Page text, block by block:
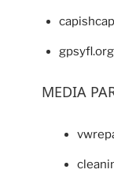
gpsyfl.org
MEDIA